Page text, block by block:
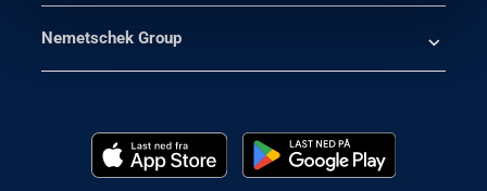
Nemetschek Group